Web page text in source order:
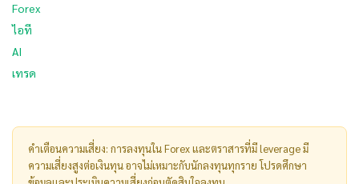
Forex
ไอที
AI
เทรด
คำเตือนความเสี่ยง: การลงทุนใน Forex และตราสารที่มี leverage มี
ความเสี่ยงสูงต่อเงินทุน อาจไม่เหมาะกับนักลงทุนทุกราย โปรดศึกษา